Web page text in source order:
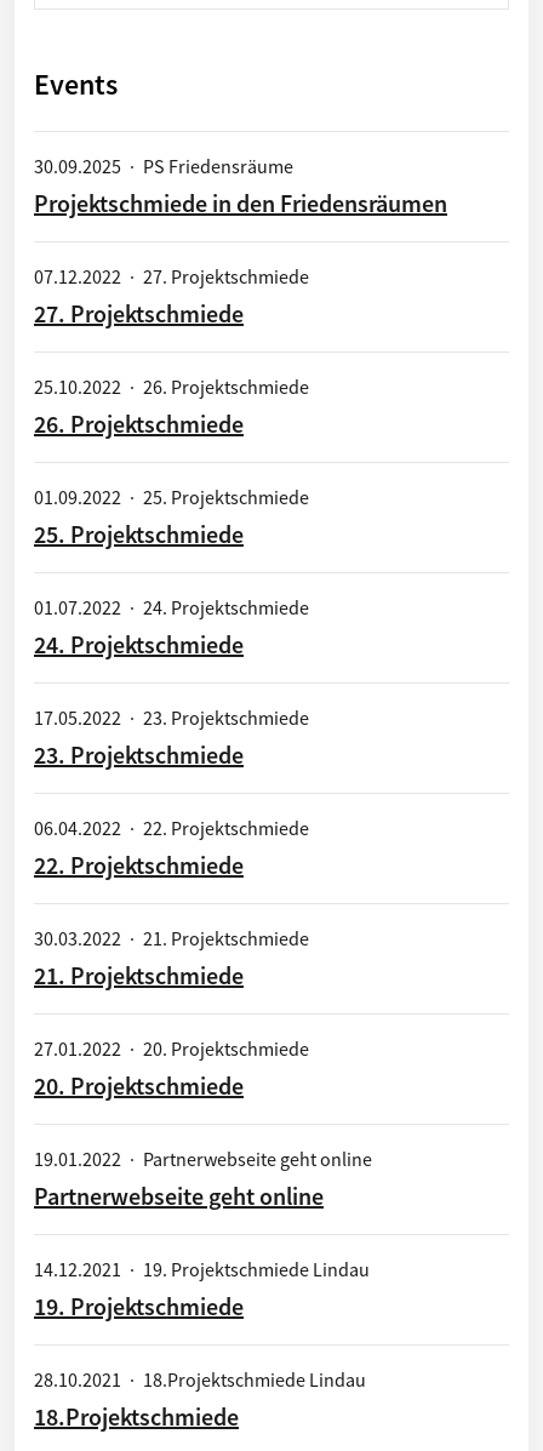
Events
30.09.2025 · PS Friedensräume
Projektschmiede in den Friedensräumen
07.12.2022 · 27. Projektschmiede
27. Projektschmiede
25.10.2022 · 26. Projektschmiede
26. Projektschmiede
01.09.2022 · 25. Projektschmiede
25. Projektschmiede
01.07.2022 · 24. Projektschmiede
24. Projektschmiede
17.05.2022 · 23. Projektschmiede
23. Projektschmiede
06.04.2022 · 22. Projektschmiede
22. Projektschmiede
30.03.2022 · 21. Projektschmiede
21. Projektschmiede
27.01.2022 · 20. Projektschmiede
20. Projektschmiede
19.01.2022 · Partnerwebseite geht online
Partnerwebseite geht online
14.12.2021 · 19. Projektschmiede Lindau
19. Projektschmiede
28.10.2021 · 18.Projektschmiede Lindau
18.Projektschmiede